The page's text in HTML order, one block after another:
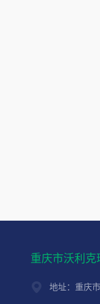
重庆市沃利克
地址：重庆